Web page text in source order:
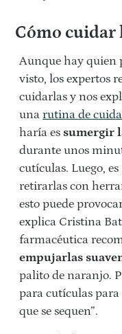
Cómo cuidar
Aunque hay quien
visto, los expertos
cuidarlas y nos
una rutina de
haría es sumergir
durante unos
cutículas. Luego,
retirarlas con
esto puede
explica Cristina
farmacéutica
empujarlas
palito de naranjo.
para cutículas
que se sequen”.